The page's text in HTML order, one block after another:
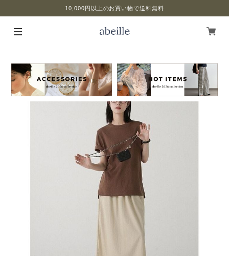
10,000円以上のお買い物で送料無料